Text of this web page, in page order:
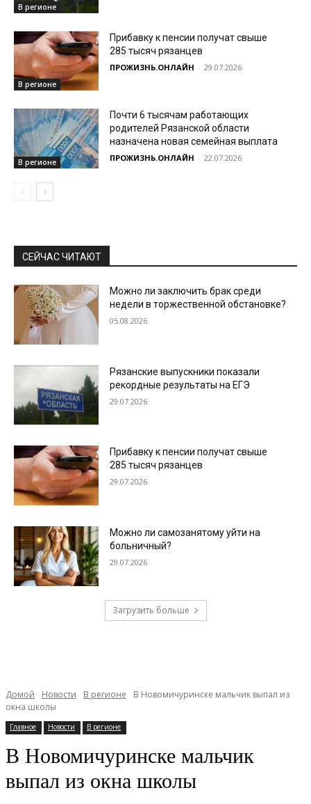
В регионе
В регионе
Прибавку к пенсии получат свыше
285 тысяч рязанцев
ПРОЖИЗНЬ.ОНЛАЙН - 29.07.2026
В регионе
Почти 6 тысячам работающих
родителей Рязанской области
назначена новая семейная выплата
ПРОЖИЗНЬ.ОНЛАЙН - 22.07.2026
СЕЙЧАС ЧИТАЮТ
Можно ли заключить брак среди
недели в торжественной обстановке?
05.08.2026
Рязанские выпускники показали
рекордные результаты на ЕГЭ
29.07.2026
Прибавку к пенсии получат свыше
285 тысяч рязанцев
29.07.2026
Можно ли самозанятому уйти на
больничный?
29.07.2026
Загрузить больше